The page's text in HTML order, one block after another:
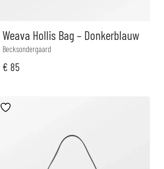
Weava Hollis Bag – Donkerblauw
Becksondergaard
€ 85